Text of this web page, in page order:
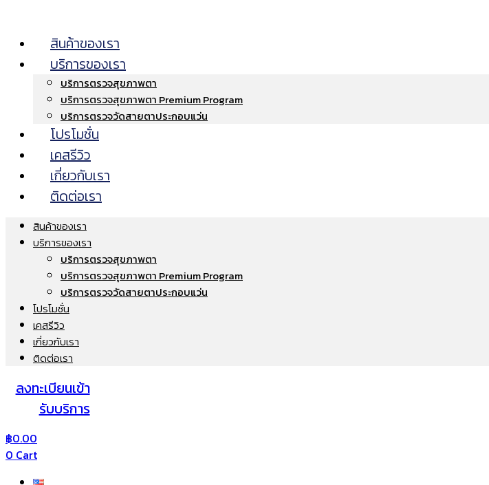
สินค้าของเรา
บริการของเรา
บริการตรวจสุขภาพตา
บริการตรวจสุขภาพตา Premium Program
บริการตรวจวัดสายตาประกอบแว่น
โปรโมชั่น
เคสรีวิว
เกี่ยวกับเรา
ติดต่อเรา
สินค้าของเรา
บริการของเรา
บริการตรวจสุขภาพตา
บริการตรวจสุขภาพตา Premium Program
บริการตรวจวัดสายตาประกอบแว่น
โปรโมชั่น
เคสรีวิว
เกี่ยวกับเรา
ติดต่อเรา
ลงทะเบียนเข้า
รับบริการ
฿0.00
0 Cart